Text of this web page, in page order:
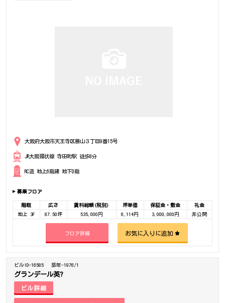
大阪府大阪市天王寺区勝山３丁目9番15号
JR大阪環状線 寺田町駅 徒歩8分
RC造 地上6階建 地下0階
募集フロア
階数 広さ 賃料総額(税別) 坪単価 保証金・敷金
礼金
地上 3F
87.50坪 535,000円 6,114円 3,000,000円 非公開
フロア詳細 お気に入りに追加
ビルID-16585 築年-1976/1
グランデール英?
ビル詳細